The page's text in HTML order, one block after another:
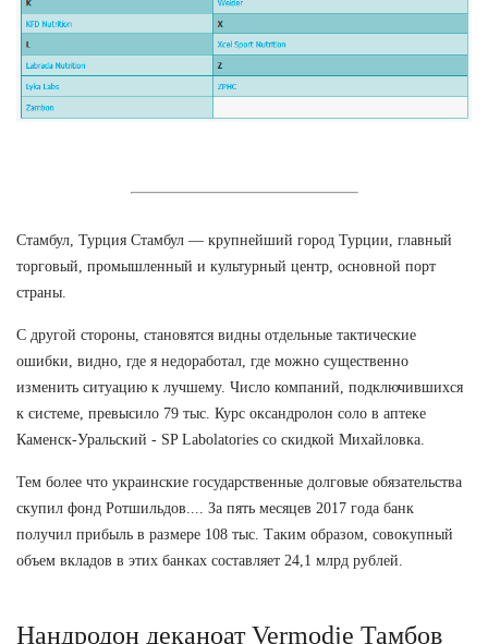
Стамбул, Турция Стамбул — крупнейший город Турции, главный
торговый, промышленный и культурный центр, основной порт
страны.
С другой стороны, становятся видны отдельные тактические
ошибки, видно, где я недоработал, где можно существенно
изменить ситуацию к лучшему. Число компаний, подключившихся
к системе, превысило 79 тыс. Курс оксандролон соло в аптеке
Каменск-Уральский - SP Labolatories со скидкой Михайловка.
Тем более что украинские государственные долговые обязательства
скупил фонд Ротшильдов.... За пять месяцев 2017 года банк
получил прибыль в размере 108 тыс. Таким образом, совокупный
объем вкладов в этих банках составляет 24,1 млрд рублей.
Нандродон деканоат Vermodje Тамбов